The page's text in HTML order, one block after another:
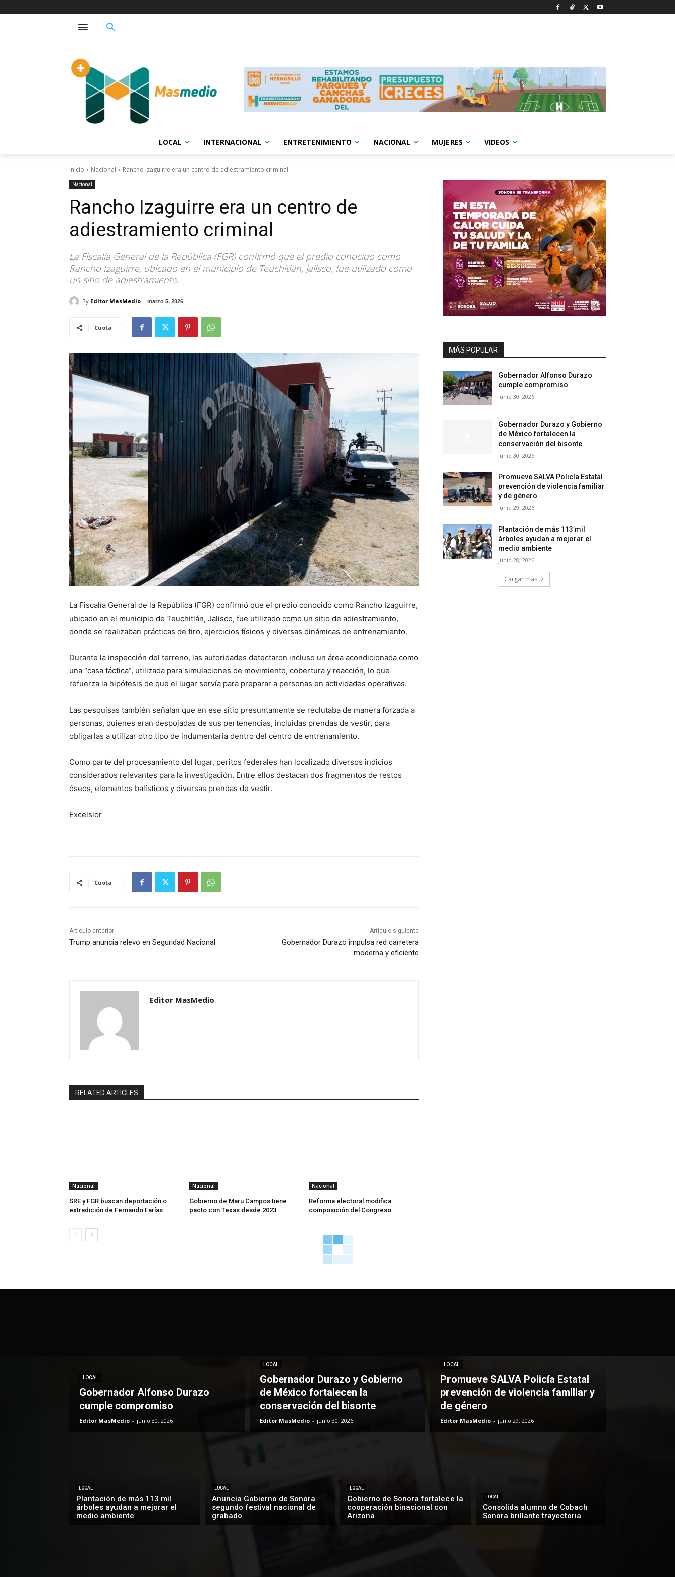
LOCAL INTERNACIONAL ENTRETENIMIENTO NACIONAL MUJERES VIDEOS
Inicio Nacional Rancho Izaguirre era un centro de adiestramiento criminal
Nacional
Rancho Izaguirre era un centro de
adiestramiento criminal
La Fiscalía General de la República (FGR) confirmó que el predio conocido como
Rancho Izaguirre, ubicado en el municipio de Teuchitlán, Jalisco, fue utilizado como
un sitio de adiestramiento.
By Editor MasMedio marzo 5, 2026
Cuota
La Fiscalía General de la República (FGR) confirmó que el predio conocido como Rancho Izaguirre,
ubicado en el municipio de Teuchitlán, Jalisco, fue utilizado como un sitio de adiestramiento,
donde se realizaban prácticas de tiro, ejercicios físicos y diversas dinámicas de entrenamiento.
Durante la inspección del terreno, las autoridades detectaron incluso un área acondicionada como
una “casa táctica”, utilizada para simulaciones de movimiento, cobertura y reacción, lo que
refuerza la hipótesis de que el lugar servía para preparar a personas en actividades operativas.
Las pesquisas también señalan que en ese sitio presuntamente se reclutaba de manera forzada a
personas, quienes eran despojadas de sus pertenencias, incluidas prendas de vestir, para
obligarlas a utilizar otro tipo de indumentaria dentro del centro de entrenamiento.
Como parte del procesamiento del lugar, peritos federales han localizado diversos indicios
considerados relevantes para la investigación. Entre ellos destacan dos fragmentos de restos
óseos, elementos balísticos y diversas prendas de vestir.
Excelsior
Cuota
Artículo anterior
Trump anuncia relevo en Seguridad Nacional
Artículo siguiente
Gobernador Durazo impulsa red carretera
moderna y eficiente
Editor MasMedio
RELATED ARTICLES
Nacional
SRE y FGR buscan deportación o
extradición de Fernando Farías
Nacional
Gobierno de Maru Campos tiene
pacto con Texas desde 2023
Nacional
Reforma electoral modifica
composición del Congreso
MÁS POPULAR
Gobernador Alfonso Durazo
cumple compromiso
junio 30, 2026
Gobernador Durazo y Gobierno
de México fortalecen la
conservación del bisonte
junio 30, 2026
Promueve SALVA Policía Estatal
prevención de violencia familiar
y de género
junio 29, 2026
Plantación de más 113 mil
árboles ayudan a mejorar el
medio ambiente
junio 28, 2026
Cargar más
LOCAL
Gobernador Alfonso Durazo
cumple compromiso
Editor MasMedio - junio 30, 2026
LOCAL
Gobernador Durazo y Gobierno
de México fortalecen la
conservación del bisonte
Editor MasMedio - junio 30, 2026
LOCAL
Promueve SALVA Policía Estatal
prevención de violencia familiar y
de género
Editor MasMedio - junio 29, 2026
LOCAL
Plantación de más 113 mil
árboles ayudan a mejorar el
medio ambiente
LOCAL
Anuncia Gobierno de Sonora
segundo festival nacional de
grabado
LOCAL
Gobierno de Sonora fortalece la
cooperación binacional con
Arizona
LOCAL
Consolida alumno de Cobach
Sonora brillante trayectoria